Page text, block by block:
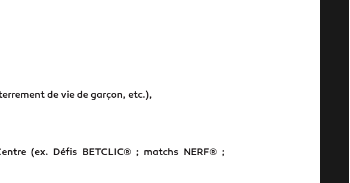
de vie de garçon, etc.),
(ex. Défis BETCLIC® ; matchs NERF® ;